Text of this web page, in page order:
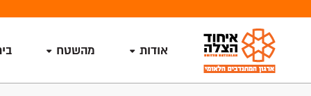
אודות מהשטח